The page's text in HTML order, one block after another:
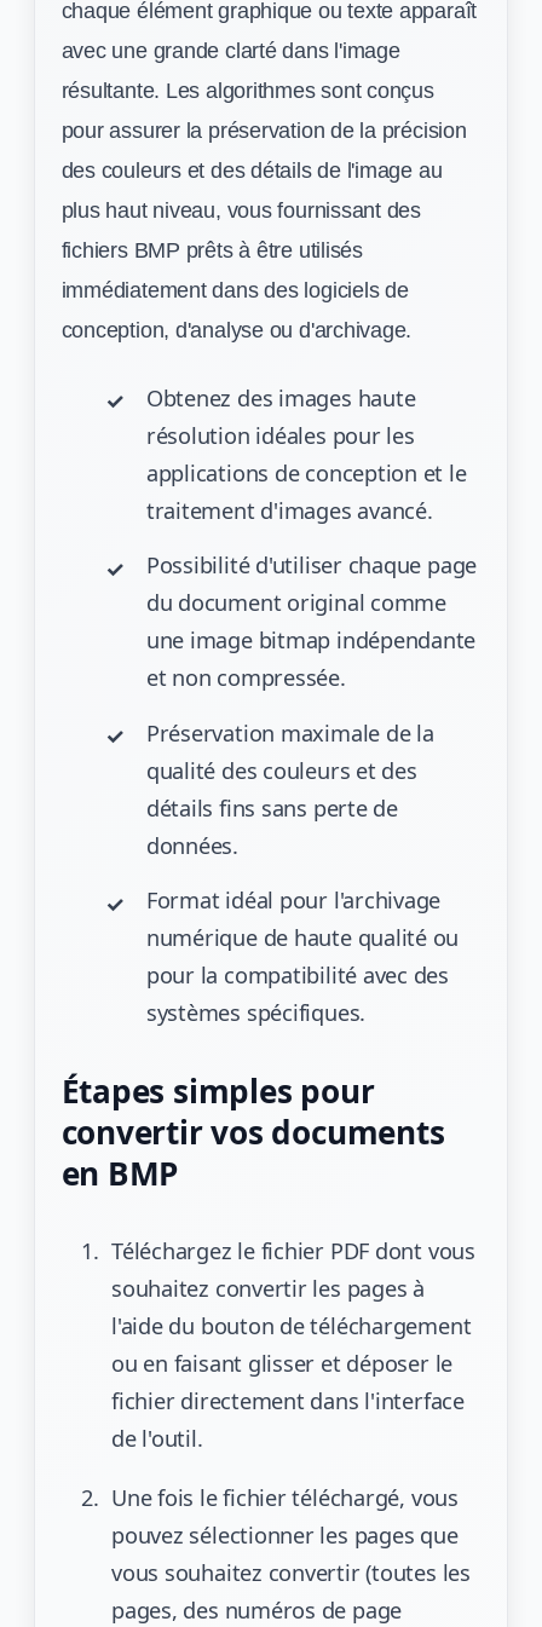
chaque élément graphique ou texte apparaît
avec une grande clarté dans l'image
résultante. Les algorithmes sont conçus
pour assurer la préservation de la précision
des couleurs et des détails de l'image au
plus haut niveau, vous fournissant des
fichiers BMP prêts à être utilisés
immédiatement dans des logiciels de
conception, d'analyse ou d'archivage.
Obtenez des images haute
résolution idéales pour les
applications de conception et le
traitement d'images avancé.
Possibilité d'utiliser chaque page
du document original comme
une image bitmap indépendante
et non compressée.
Préservation maximale de la
qualité des couleurs et des
détails fins sans perte de
données.
Format idéal pour l'archivage
numérique de haute qualité ou
pour la compatibilité avec des
systèmes spécifiques.
Étapes simples pour
convertir vos documents
en BMP
Téléchargez le fichier PDF dont vous
souhaitez convertir les pages à
l'aide du bouton de téléchargement
ou en faisant glisser et déposer le
fichier directement dans l'interface
de l'outil.
Une fois le fichier téléchargé, vous
pouvez sélectionner les pages que
vous souhaitez convertir (toutes les
pages, des numéros de page